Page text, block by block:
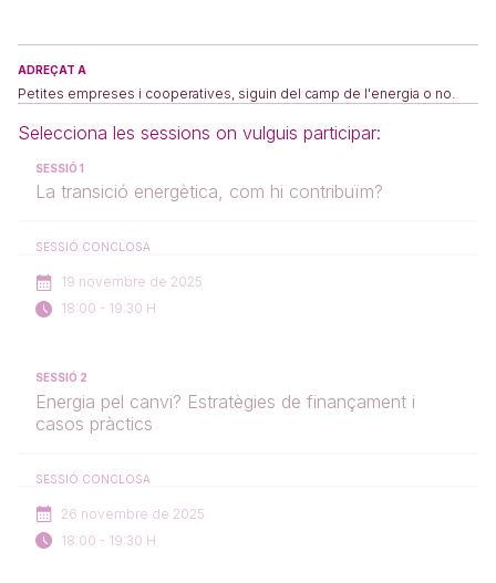
ADREÇAT A
Petites empreses i cooperatives, siguin del camp de l'energia o no.
Selecciona les sessions on vulguis participar:
SESSIÓ 1
La transició energètica, com hi contribuïm?
SESSIÓ CONCLOSA
19 novembre de 2025
18:00 - 19:30 H
SESSIÓ 2
Energia pel canvi? Estratègies de finançament i
casos pràctics
SESSIÓ CONCLOSA
26 novembre de 2025
18:00 - 19:30 H